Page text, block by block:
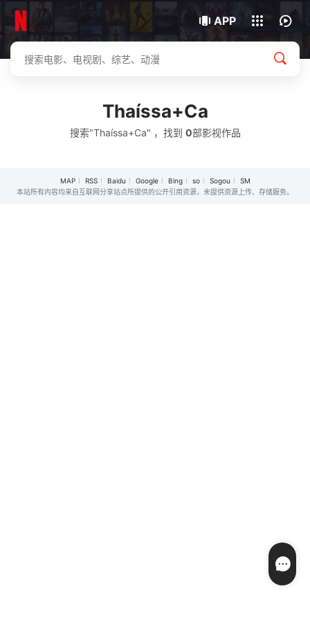
APP
下载客户端
我的观影记录
Thaíssa+Ca
搜索"Thaíssa+Ca" ，找到 0部影视作品
MAP RSS Baidu Google Bing so Sogou
SM
本站所有内容均来自互联网分享站点所提供的公开引用资源，未提供资源上传、存储服务。